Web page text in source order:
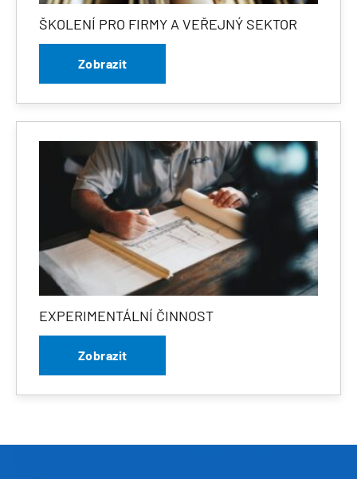
ŠKOLENÍ PRO FIRMY A VEŘEJNÝ SEKTOR
Zobrazit
EXPERIMENTÁLNÍ ČINNOST
Zobrazit